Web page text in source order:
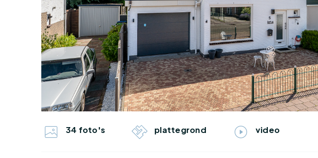
34 foto's plattegrond video